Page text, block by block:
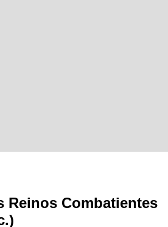
Reinos Combatientes